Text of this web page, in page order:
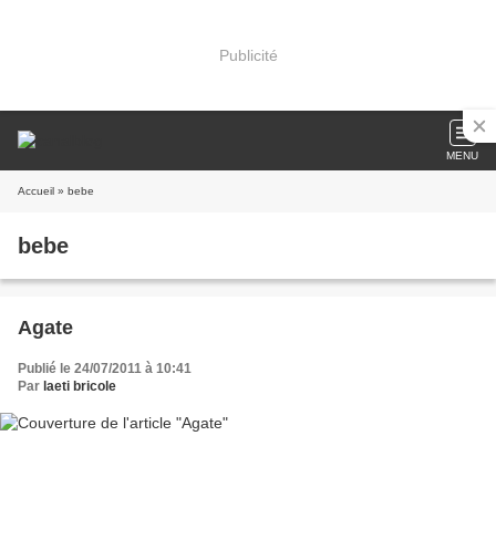
Publicité
MENU
Accueil » bebe
bebe
Agate
Publié le 24/07/2011 à 10:41
Par laeti bricole